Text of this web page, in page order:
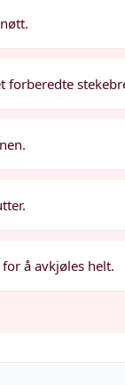
forberedte
å avkjøles helt.